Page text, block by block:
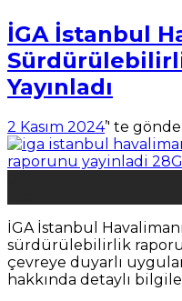
İGA İstanbul
Yayınladı
2 Kasım 2024’' te
İGA İstanbul
sürdürülebilirlik
çevreye duyarlı
hakkında detaylı